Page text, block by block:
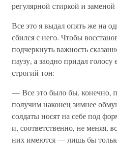
регулярной стиркой и заменой
Все это я выдал опять же на
сбился с него. Чтобы
подчеркнуть важность
паузу, а заодно придал
строгий тон:
— Все это было бы, конечно,
получим наконец зимнее
солдаты носят на себе под
и, соответственно, не меняя,
них имеются — лишь бы